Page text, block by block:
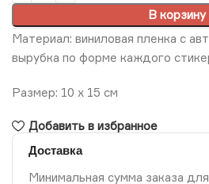
В корзину
Материал: виниловая пленка с
вырубка по форме каждого
Размер: 10 х 15 см
Добавить в избранное
Доставка
Минимальная сумма заказа для